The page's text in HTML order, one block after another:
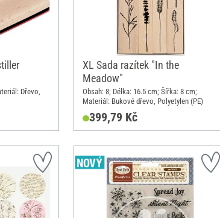
Dřevo,
XL Sada razítek "In the
Meadow"
Obsah: 8; Délka: 16.5 cm; Šířka: 8 cm;
Materiál: Bukové dřevo, Polyetylen (PE)
399,79 Kč